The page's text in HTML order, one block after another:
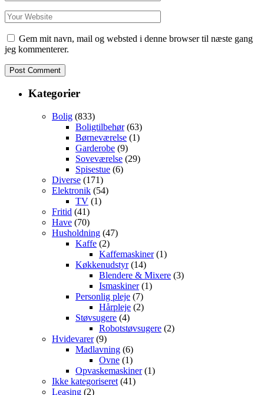
Gem mit navn, mail og websted i denne browser til næste gang
jeg kommenterer.
Kategorier
Bolig (833)
Boligtilbehør(63)
Børneværelse (1)
Garderobe (9)
Soveværelse (29)
Spisestue (6)
Diverse (171)
Elektronik (54)
TV (1)
Fritid (41)
Have (70)
Husholdning (47)
Kaffe (2)
Kaffemaskiner(1)
Køkkenudstyr(14)
Blendere & Mixere (3)
Ismaskiner(1)
Personlig pleje (7)
Hårpleje (2)
Støvsugere (4)
Robotstøvsugere (2)
Hvidevarer(9)
Madlavning (6)
Ovne (1)
Opvaskemaskiner(1)
Ikke kategoriseret (41)
Leasing (2)